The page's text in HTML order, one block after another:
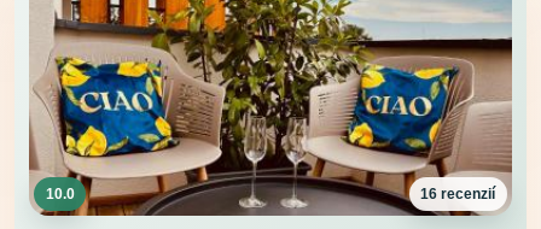
10.0 16 recenzií